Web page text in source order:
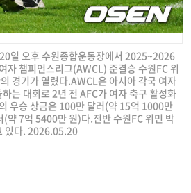
일 오후 수원종합운동장에서 2025~2026
자 챔피언스리그(AWCL) 준결승 수원FC 위
경기가 열렸다.AWCL은 아시아 각국 여자
는 대회로 2년 전 AFC가 여자 축구 활성화
우승 상금은 100만 달러(약 15억 1000만
약 7억 5400만 원)다.전반 수원FC 위민 박
있다. 2026.05.20